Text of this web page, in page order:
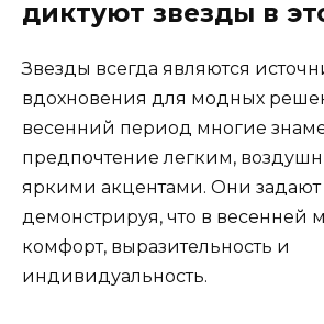
диктуют звезды в
Звезды всегда являются
вдохновения для модных
весенний период многие
предпочтение легким,
яркими акцентами. Они задают
демонстрируя, что в весенней
комфорт, выразительность и
индивидуальность.